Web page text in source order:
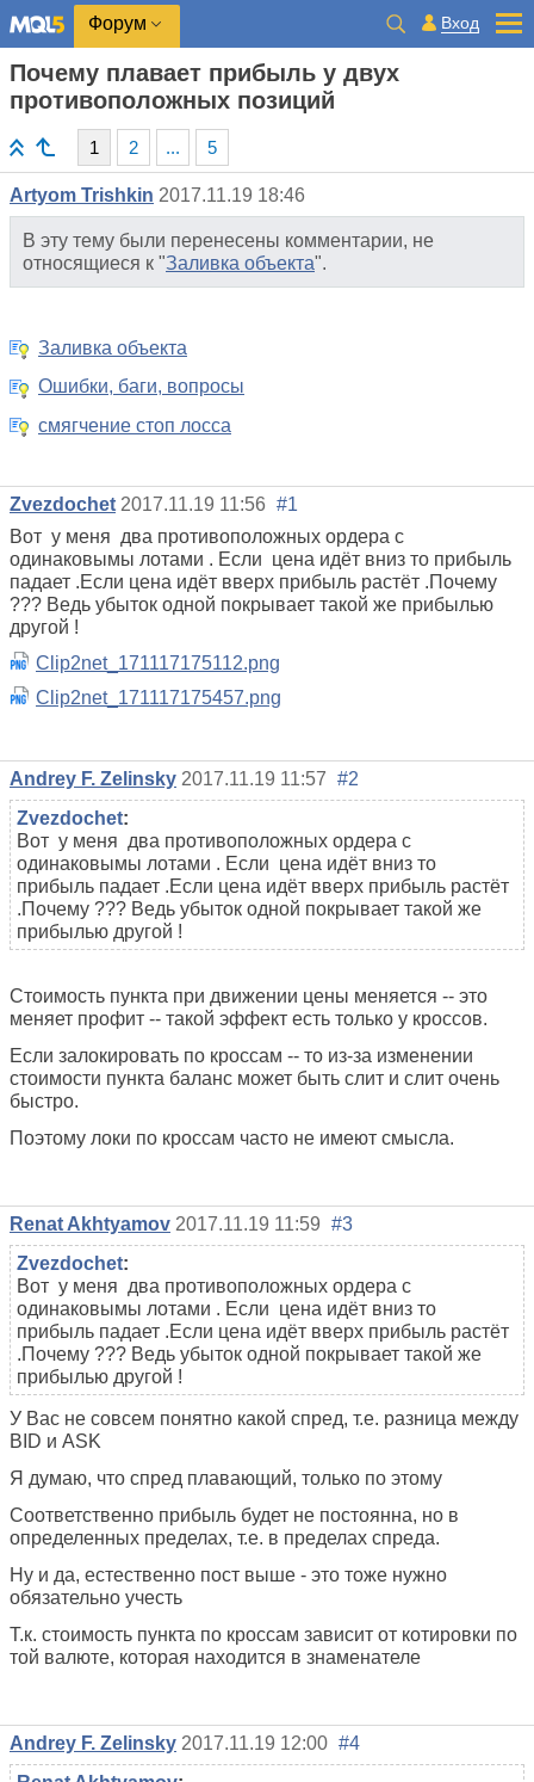
Форум Вход
Почему плавает прибыль у двух
противоположных позиций
1 2 ... 5
Artyom Trishkin 2017.11.19 18:46
В эту тему были перенесены комментарии, не
относящиеся к "Заливка объекта".
Заливка объекта
Ошибки, баги, вопросы
смягчение стоп лосса
Zvezdochet 2017.11.19 11:56 #1
Вот у меня два противоположных ордера с
одинаковымы лотами . Если цена идёт вниз то прибыль
падает .Если цена идёт вверх прибыль растёт .Почему
??? Ведь убыток одной покрывает такой же прибылью
другой !
Clip2net_171117175112.png
Clip2net_171117175457.png
Andrey F. Zelinsky 2017.11.19 11:57 #2
Zvezdochet:
Вот у меня два противоположных ордера с
одинаковымы лотами . Если цена идёт вниз то
прибыль падает .Если цена идёт вверх прибыль растёт
.Почему ??? Ведь убыток одной покрывает такой же
прибылью другой !
Стоимость пункта при движении цены меняется -- это
меняет профит -- такой эффект есть только у кроссов.
Если залокировать по кроссам -- то из-за изменении
стоимости пункта баланс может быть слит и слит очень
быстро.
Поэтому локи по кроссам часто не имеют смысла.
Renat Akhtyamov 2017.11.19 11:59 #3
Zvezdochet:
Вот у меня два противоположных ордера с
одинаковымы лотами . Если цена идёт вниз то
прибыль падает .Если цена идёт вверх прибыль растёт
.Почему ??? Ведь убыток одной покрывает такой же
прибылью другой !
У Вас не совсем понятно какой спред, т.е. разница между
BID и ASK
Я думаю, что спред плавающий, только по этому
Соответственно прибыль будет не постоянна, но в
определенных пределах, т.е. в пределах спреда.
Ну и да, естественно пост выше - это тоже нужно
обязательно учесть
Т.к. стоимость пункта по кроссам зависит от котировки по
той валюте, которая находится в знаменателе
Andrey F. Zelinsky 2017.11.19 12:00 #4